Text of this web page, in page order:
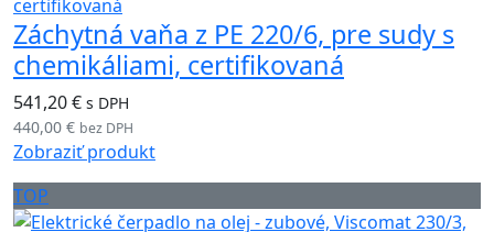
Záchytná vaňa z PE 220/6, pre sudy s
chemikáliami, certifikovaná
541,20 € s DPH
440,00 € bez DPH
Zobraziť produkt
TOP